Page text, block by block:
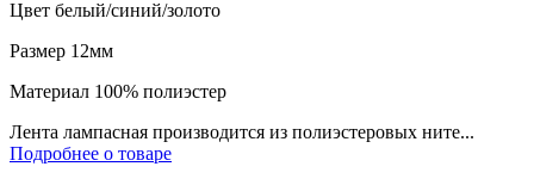
Цвет белый/синий/золото
Размер 12мм
Материал 100% полиэстер
Лента лампасная производится из полиэстеровых ните...
Подробнее о товаре